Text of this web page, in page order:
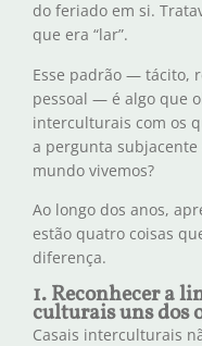
do feriado em si.
que era “lar”.
Esse padrão — tácito,
pessoal — é algo que
interculturais com os
a pergunta
mundo vivemos?
Ao longo dos anos,
estão quatro coisas
diferença.
1. Reconhecer a
culturais uns dos
Casais interculturais